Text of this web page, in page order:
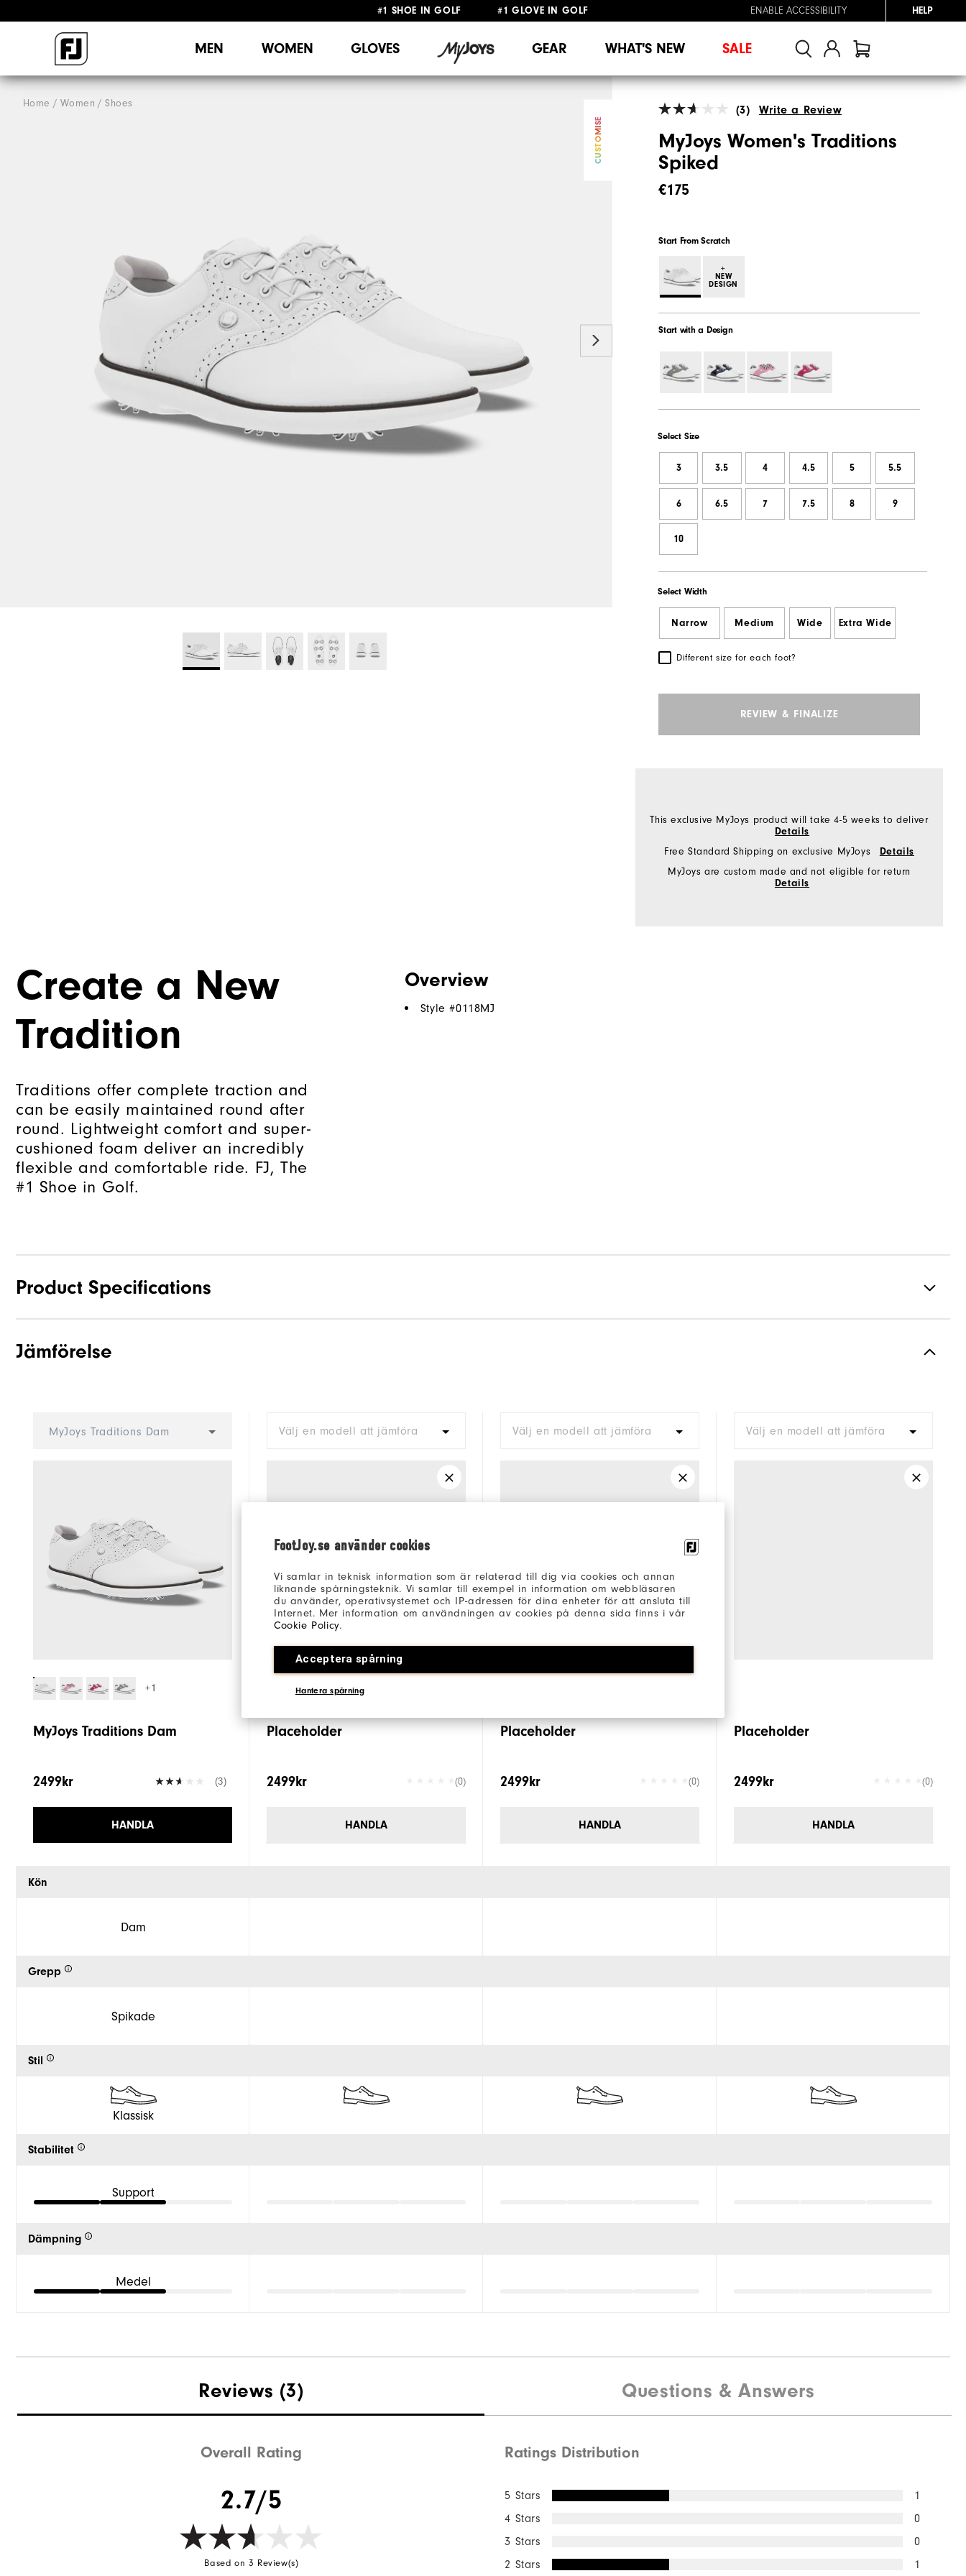
FootJoy.se använder cookies
Vi samlar in teknisk information som är relaterad till dig via cookies och annan
liknande spårningsteknik. Vi samlar till exempel in information om webbläsaren
du använder, operativsystemet och IP-adressen för dina enheter för att ansluta till
Internet. Mer information om användningen av cookies på denna sida finns i vår
Cookie Policy.
Acceptera spårning
Hantera spårning
#1 SHOE IN GOLF #1 GLOVE IN GOLF
ENABLE ACCESSIBILITY HELP
MEN WOMEN GLOVES GEAR WHAT'S NEW SALE
Home Women Shoes
CUSTOMISE
(3) Write a Review
MyJoys Women's Traditions
Spiked
€175
Start From Scratch
+
NEW
DESIGN
Start with a Design
Select Size
3 3.5 4 4.5 5 5.5
6 6.5 7 7.5 8 9
10
Select Width
Narrow Medium Wide Extra Wide
Different size for each foot?
REVIEW & FINALIZE
This exclusive MyJoys product will take 4-5 weeks to deliver
Details
Free Standard Shipping on exclusive MyJoys
Details
MyJoys are custom made and not eligible for return
Details
Create a New
Tradition
Traditions offer complete traction and
can be easily maintained round after
round. Lightweight comfort and super-
cushioned foam deliver an incredibly
flexible and comfortable ride. FJ, The
#1 Shoe in Golf.
Overview
Style #0118MJ
Product Specifications
Traction Spiked
Jämförelse
MyJoys Traditions Dam
+1
MyJoys Traditions Dam
2499kr (3)
HANDLA
Kön
Dam
Grepp
Spikade
Stil
Klassisk
Stabilitet
Support
Dämpning
Medel
Välj en modell att jämföra
Placeholder
2499kr (0)
HANDLA
Välj en modell att jämföra
Placeholder
2499kr (0)
HANDLA
Välj en modell att jämföra
Placeholder
2499kr (0)
HANDLA
Reviews (3) Questions & Answers
Overall Rating
2.7/5
Based on 3 Review(s)
Ratings Distribution
5 Stars
1
4 Stars
0
3 Stars
0
2 Stars
1